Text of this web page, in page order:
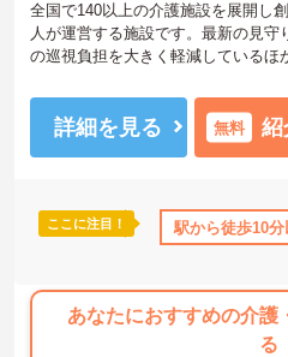
借り上げ 無資格OK 日勤のみ
全国で140以上の介護施設を展開し
人が運営する施設です。最新の見守
の巡視負担を大きく軽減しているほ
や子供手当、1食300円の食事補助な
充実しています。『ハタラクエール
資格取得支援や職種別研修制度を通
★おすすめPOINT★
います
・資格取得支援や職種別研修制度が
詳細を見る 無料 紹
ここに注目！ 駅から徒歩10分
あなたにおすすめの介護
る